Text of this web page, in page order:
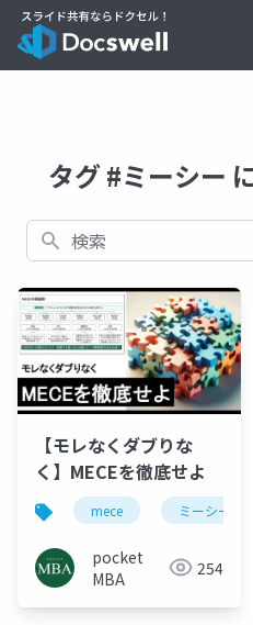
タグ #ミーシー
検索
【モレなくダブりな
く】MECEを徹底せよ
mece ミーシー
pocket
MBA
254